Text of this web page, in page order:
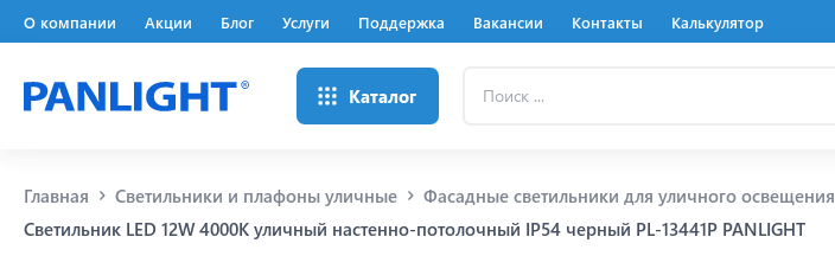
О компании Акции Блог Услуги Поддержка Вакансии Контакты Калькулятор
Каталог
Главная Светильники и плафоны уличные
Фасадные светильники для уличного освещения
Светильник LED 12W 4000K уличный настенно-потолочный IP54 черный PL-13441P PANLIGHT